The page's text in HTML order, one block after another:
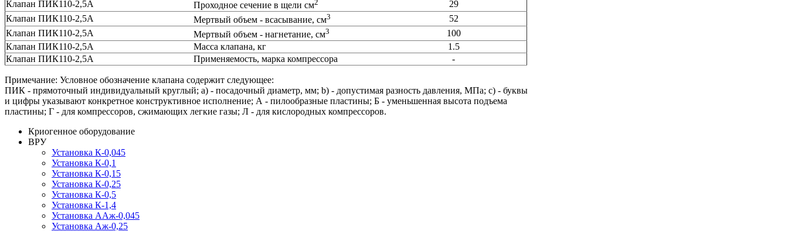
Клапан ПИК110-2,5А Проходное сечение в щели см2
29
Клапан ПИК110-2,5А
Мертвый объем - всасывание, см3
52
Клапан ПИК110-2,5А
Мертвый объем - нагнетание, см3
100
Клапан ПИК110-2,5А
Масса клапана, кг
1.5
Клапан ПИК110-2,5А
Применяемость, марка компрессора -
Примечание: Условное обозначение клапана содержит следующее:
ПИК - прямоточный индивидуальный круглый; a) - посадочный диаметр, мм; b) - допустимая разность давления, МПа; c) - буквы
и цифры указывают конкретное конструктивное исполнение; А - пилообразные пластины; Б - уменьшенная высота подъема
пластины; Г - для компрессоров, сжимающих легкие газы; Л - для кислородных компрессоров.
Криогенное оборудование
ВРУ
Установка К-0,045
Установка К-0,1
Установка К-0,15
Установка К-0,25
Установка К-0,5
Установка К-1,4
Установка ААж-0,045
Установка Аж-0,25